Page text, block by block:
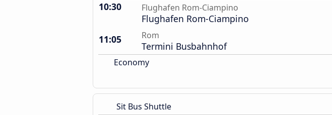
10:30 Flughafen Rom-Ciampino
Flughafen Rom-Ciampino
11:05
Rom
Termini Busbahnhof
Economy
Sit Bus Shuttle